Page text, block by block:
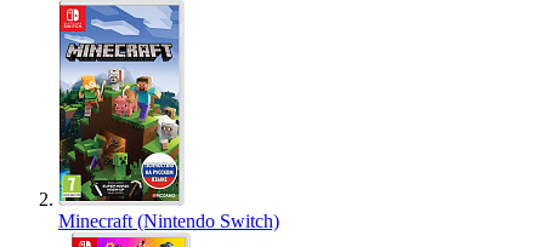
Minecraft (Nintendo Switch)